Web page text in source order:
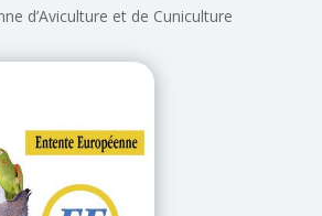
d’Aviculture et de Cuniculture